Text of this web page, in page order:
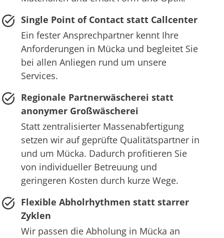
Single Point of Contact statt Callcenter
Ein fester Ansprechpartner kennt Ihre
Anforderungen in Mücka und begleitet Sie
bei allen Anliegen rund um unsere
Services.
Regionale Partnerwäscherei statt
anonymer Großwäscherei
Statt zentralisierter Massenabfertigung
setzen wir auf geprüfte Qualitätspartner in
und um Mücka. Dadurch profitieren Sie
von individueller Betreuung und
geringeren Kosten durch kurze Wege.
Flexible Abholrhythmen statt starrer
Zyklen
Wir passen die Abholung in Mücka an